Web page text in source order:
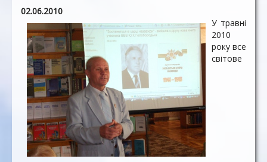
02.06.2010
У травні
2010
року все
світове